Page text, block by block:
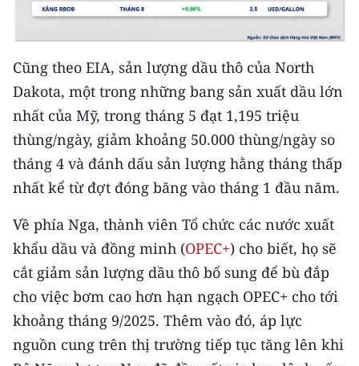
Media Xã hội
Media Du lịch
Media Thế giới
Media Thể thao
Media Giáo dục
Media Y tế
Media Khoa học - Công nghệ
Media Môi trường
Ảnh
Cũng theo EIA, sản lượng dầu thô của North
Dakota, một trong những bang sản xuất dầu lớn
nhất của Mỹ, trong tháng 5 đạt 1,195 triệu
thùng/ngày, giảm khoảng 50.000 thùng/ngày so
tháng 4 và đánh dấu sản lượng hằng tháng thấp
nhất kể từ đợt đóng băng vào tháng 1 đầu năm.
Về phía Nga, thành viên Tổ chức các nước xuất
khẩu dầu và đồng minh (OPEC+) cho biết, họ sẽ
cắt giảm sản lượng dầu thô bổ sung để bù đắp
cho việc bơm cao hơn hạn ngạch OPEC+ cho tới
khoảng tháng 9/2025. Thêm vào đó, áp lực
nguồn cung trên thị trường tiếp tục tăng lên khi